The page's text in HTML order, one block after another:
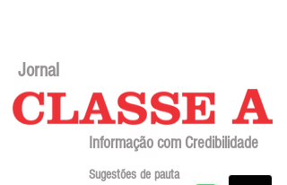
Jornal
Informação com Credibilidade
Sugestões de pauta